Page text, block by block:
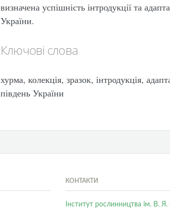
визначена успішність інтродукції та
України.
Ключові слова
хурма, колекція, зразок, інтродукція,
південь України
КОНТАКТИ
Інститут рослинництва ім. В.